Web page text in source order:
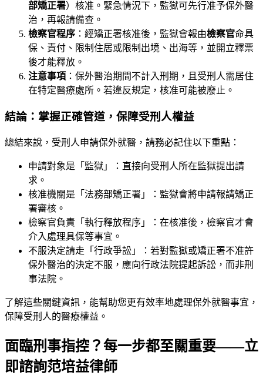
部矯正署）核准。緊急情況下，監獄可先行准予保外醫
治，再報請備查。
檢察官程序 ：經矯正署核准後，監獄會報由檢察官命具
保、責付、限制住居或限制出境、出海等，並開立釋票
後才能釋放。
注意事項 ：保外醫治期間不計入刑期，且受刑人需居住
在特定醫療處所。若違反規定，核准可能被廢止。
結論：掌握正確管道，保障受刑人權益
總結來說，受刑人申請保外就醫，請務必記住以下重點：
申請對象是「監獄」：直接向受刑人所在監獄提出請
求。
核准機關是「法務部矯正署」：監獄會將申請報請矯正
署審核。
檢察官負責「執行釋放程序」：在核准後，檢察官才會
介入處理具保等事宜。
不服決定請走「行政爭訟」：若對監獄或矯正署不准許
保外醫治的決定不服，應向行政法院提起訴訟，而非刑
事法院。
了解這些關鍵資訊，能幫助您更有效率地處理保外就醫事宜，
保障受刑人的醫療權益。
面臨刑事指控？每一步都至關重要——立
即諮詢范培益律師